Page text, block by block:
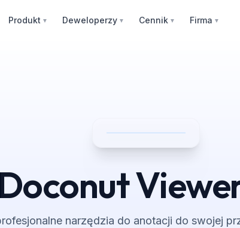
Produkt ▼ Deweloperzy ▼ Cennik ▼ Firma ▼
narzędzia do anotacji do swojej